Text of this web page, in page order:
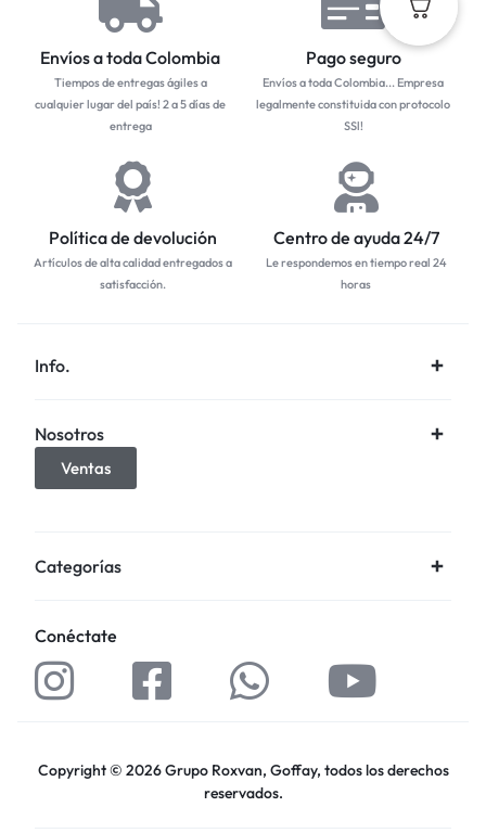
Envíos a toda Colombia
Tiempos de entregas ágiles a
cualquier lugar del país! 2 a 5 días de
entrega
Pago seguro
Envíos a toda Colombia... Empresa
legalmente constituida con protocolo
SSl!
Política de devolución
Artículos de alta calidad entregados a
satisfacción.
Centro de ayuda 24/7
Le respondemos en tiempo real 24
horas
Info.
Nosotros
Ventas
Categorías
Conéctate
Copyright © 2026 Grupo Roxvan, Goffay, todos los derechos
reservados.